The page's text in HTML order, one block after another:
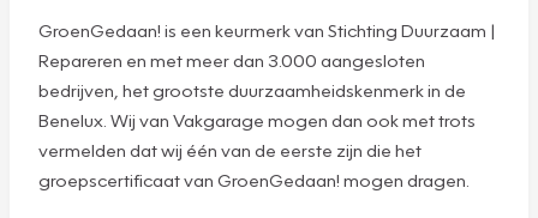
GroenGedaan! is een keurmerk van Stichting Duurzaam |
Repareren en met meer dan 3.000 aangesloten
bedrijven, het grootste duurzaamheidskenmerk in de
Benelux. Wij van Vakgarage mogen dan ook met trots
vermelden dat wij één van de eerste zijn die het
groepscertificaat van GroenGedaan! mogen dragen.